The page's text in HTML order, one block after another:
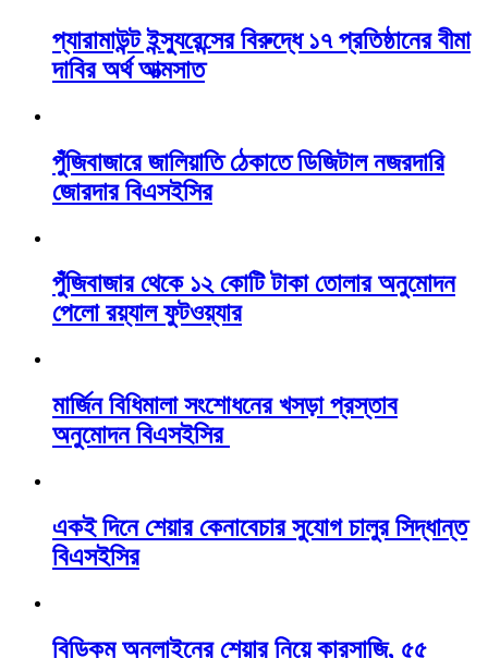
প্যারামাউন্ট ইন্স্যুরেন্সের বিরুদ্ধে ১৭ প্রতিষ্ঠানের বীমা
দাবির অর্থ আত্মসাত
পুঁজিবাজারে জালিয়াতি ঠেকাতে ডিজিটাল নজরদারি
জোরদার বিএসইসির
পুঁজিবাজার থেকে ১২ কোটি টাকা তোলার অনুমোদন
পেলো রয়্যাল ফুটওয়্যার
মার্জিন বিধিমালা সংশোধনের খসড়া প্রস্তাব
অনুমোদন বিএসইসির
একই দিনে শেয়ার কেনাবেচার সুযোগ চালুর সিদ্ধান্ত
বিএসইসির
বিডিকম অনলাইনের শেয়ার নিয়ে কারসাজি, ৫৫